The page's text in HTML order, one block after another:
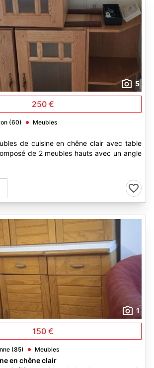
5
250 €
(60) Meubles
de cuisine en chêne clair avec table
de 2 meubles hauts avec un angle
1
150 €
(85) Meubles
en chêne clair